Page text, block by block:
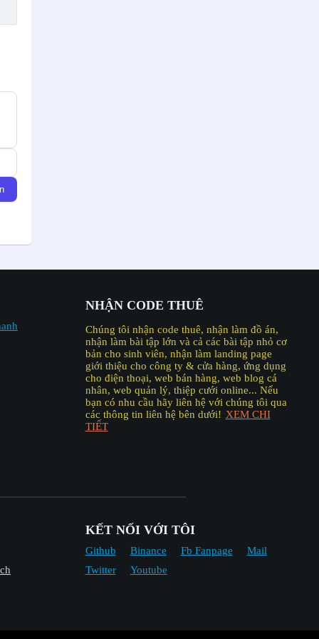
NHẬN CODE THUÊ
Chúng tôi nhận code thuê, nhận làm đồ án,
nhận làm bài tập lớn và cả các bài tập nhỏ cơ
bản cho sinh viên, nhận làm landing page
giới thiệu cho công ty & cửa hàng, ứng dụng
cho điện thoại, web bán hàng, web blog cá
nhân, web quản lý, thiệp cưới online... Nếu
bạn có nhu cầu hãy liên hệ với chúng tôi qua
các thông tin liên hệ bên dưới! XEM CHI
TIẾT
KẾT NỐI VỚI TÔI
Github Binance Fb Fanpage
Mail
Twitter
Youtube